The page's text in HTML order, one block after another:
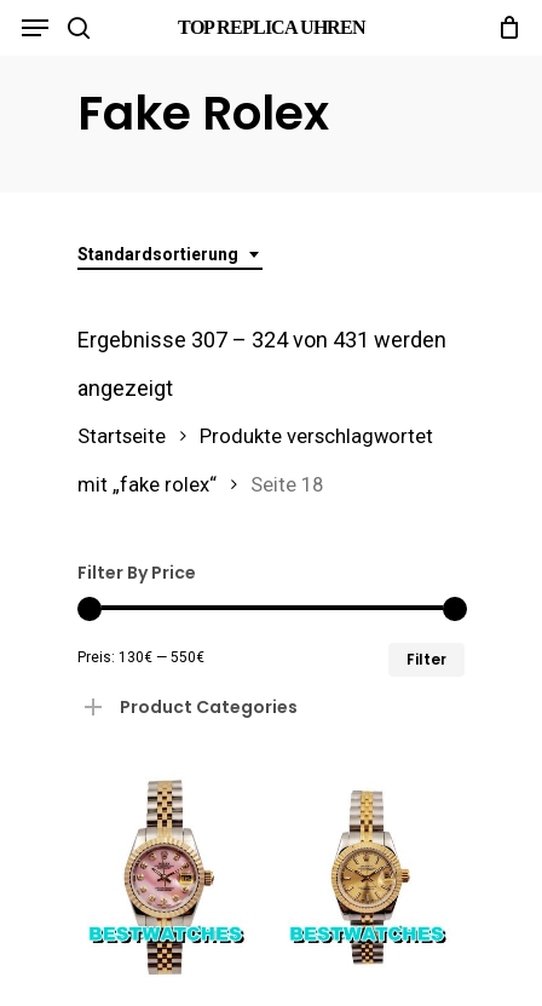
Skip
TOP REPLICA UHREN
Menu
Fake Rolex
Standardsortierung
Ergebnisse 307 – 324 von 431 werden
angezeigt
Startseite Produkte verschlagwortet
mit „fake rolex“ Seite 18
Filter By Price
Filter
Preis: 130€ — 550€
Product Categories